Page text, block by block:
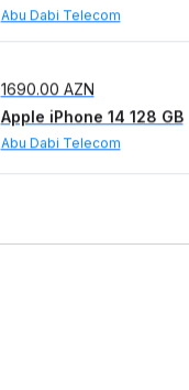
Abu Dabi Telecom
1690.00 AZN
Apple iPhone 14 128 GB